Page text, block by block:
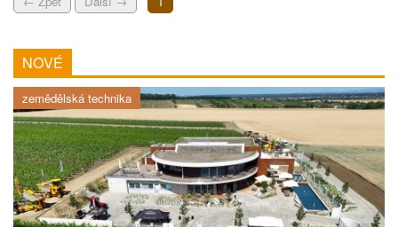
NOVÉ
zemědělská technika